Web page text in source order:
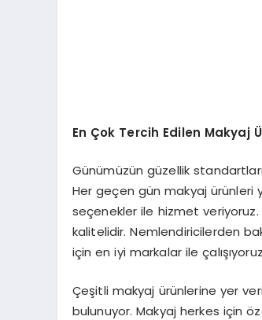
En Çok Tercih Edilen Makyaj
Günümüzün güzellik
Her geçen gün makyaj ürünleri
seçenekler ile hizmet
kalitelidir. Nemlendiricilerden
için en iyi markalar ile
Çeşitli makyaj ürünlerine yer
bulunuyor. Makyaj herkes için